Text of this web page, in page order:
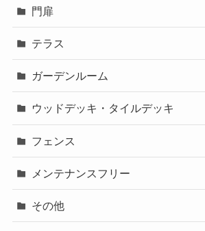
門扉
テラス
ガーデンルーム
ウッドデッキ・タイルデッキ
フェンス
メンテナンスフリー
その他